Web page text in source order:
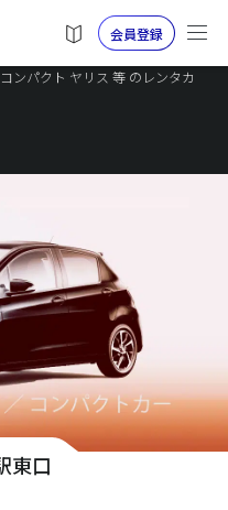
会員登録
コンパクト ヤリス 等 のレンタカ
東口